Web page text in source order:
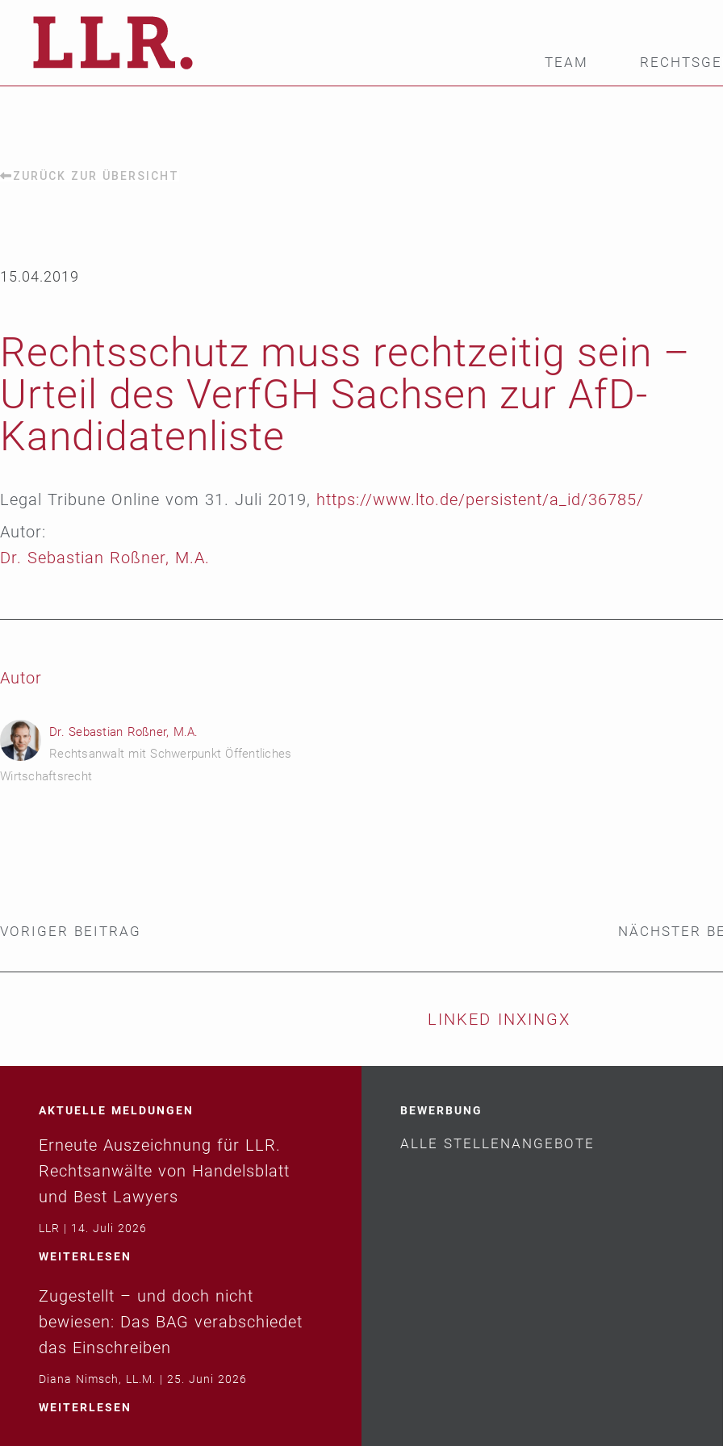
TEAM
ZURÜCK ZUR ÜBERSICHT
15.04.2019
Rechts­schutz muss recht­zeitig sein –
Urteil des VerfGH Sachsen zur AfD-
Kandidatenliste
Legal Tribune Online vom 31. Juli 2019, https://www.lto.de/persistent/a_id/36785/
Autor:
Dr. Sebastian Roßner, M.A.
Autor
Dr. Sebastian Roßner, M.A.
Rechtsanwalt mit Schwerpunkt Öffentliches
Wirtschaftsrecht
VORIGER BEITRAG NÄCHSTER
LINKED INXING X
AKTUELLE MELDUNGEN
Erneute Auszeichnung für LLR.
Rechtsanwälte von Handelsblatt
und Best Lawyers
LLR 14. Juli 2026
WEITERLESEN
Zugestellt – und doch nicht
bewiesen: Das BAG verabschiedet
das Einschreiben
Diana Nimsch, LL.M. 25. Juni 2026
WEITERLESEN
BEWERBUNG
ALLE STELLENANGEBOTE